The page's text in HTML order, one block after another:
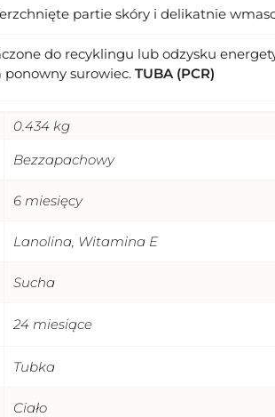
partie skóry i delikatnie
do recyklingu lub odzysku
ponowny surowiec.TUBA (PCR)
0.434 kg
Bezzapachowy
6 miesięcy
Lanolina, Witamina E
Sucha
24 miesiące
Tubka
Ciało